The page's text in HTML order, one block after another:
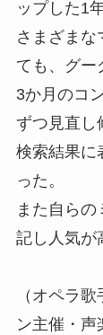
ップした1
さまざまな
ても、グー
3か月のコ
ずつ見直し
検索結果に
った。
また自らの
記し人気が
（オペラ
ン主催・声